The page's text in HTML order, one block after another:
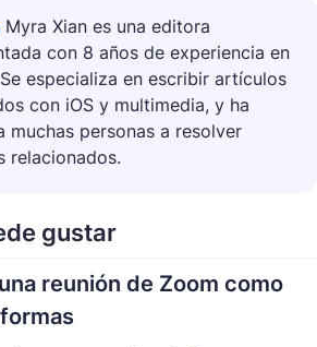
Myra Xian es una editora
con 8 años de experiencia en
especializa en escribir artículos
con iOS y multimedia, y ha
muchas personas a resolver
relacionados.
gustar
reunión de Zoom como